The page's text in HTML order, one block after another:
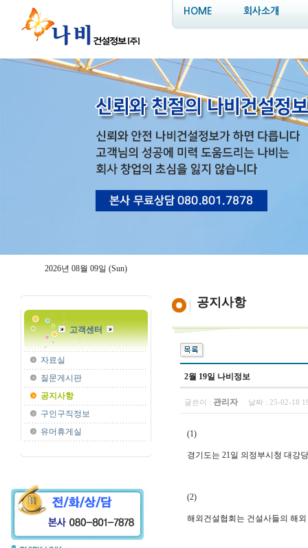
HOME 회사소개
2026년 08월 09일 (Sun)
고객센터
자료실
질문게시판
공지사항
구인구직정보
유머휴게실
공지사항
2월 19일 나비정보
글쓴이 : 관리자 날짜 : 25-02-18
(1)
경기도는 21일 의정부시청 대강
(2)
해외건설협회는 건설사들의 해